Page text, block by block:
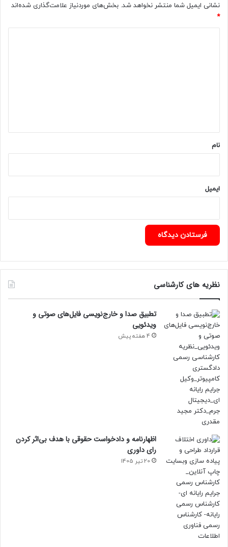
نشانی ایمیل شما منتشر نخواهد شد. بخش‌های موردنیاز علامت‌گذاری شده‌اند
*
نام
ایمیل
نظریه های کارشناسی
تطبیق صدا و خارج‌نویسی فایل‌های صوتی و
ویدئویی
4 هفته پیش
اظهارنامه و دادخواست حقوقی با هدف بی‌اثر کردن
رای داوری
20 تیر 1405